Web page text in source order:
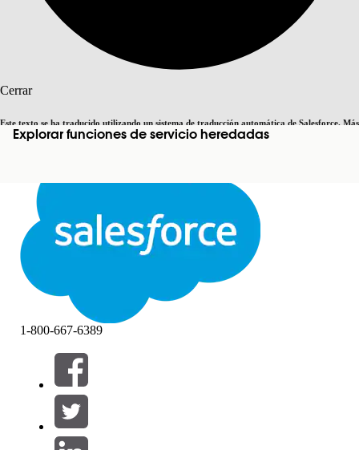
Cerrar
Este texto se ha traducido utilizando un sistema de traducción automática de Salesforce. Más
informaciónaquí . Cambiar a inglés Ahora no
Cerrar Cerrar
Explorar funciones de servicio heredadas
Buscar
Filtros (0)
SELECCIONAR FILTROS
Área de productos
1-800-667-6389